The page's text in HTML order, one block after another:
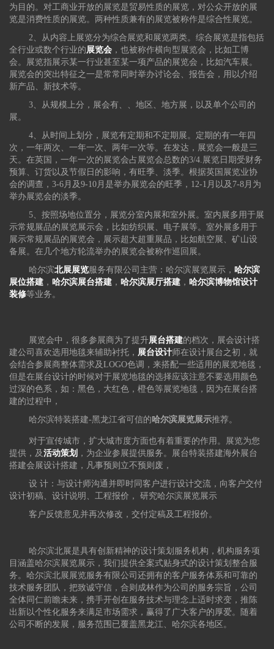
为目的。对工商业开放的展览是贸易性质的展览，对公众开放的展
览是消费性质的展览。两种性质兼有的展览被称作是综合性展览。
2、从内容上展览分为综合展览和展览两类。综合展览是指包括
全行业或数个行业的 展览会 ，也被称作横向型展览会，比如工博
会。展览指展示某一行业甚至某一项产品的展览会，比如汽车展。
展览会的突出特征之一是常常同时举办讨论会、报告会，用以介绍
新产品、新技术等。
3、从规模上分，展会有、、地区、地方展，以及单个公司的
展。
4、从时间上划分，展览有定期和不定期展。定期的有一年四
次，一年两次、一年一次、两年一次等。在发达，展览会一般是三
天。在英国，一年一次的展览会占展览会总数的3/4.展览日期受财务
预算、订货以及节假日的影响，有旺季、淡季。根据英国展览业协
会的调查，3-6月及9-10月是举办展览会的旺季，12-1月以及7-8月为
举办展览会的淡季。
5、按照场地位置分，展览分室内展和室外展。室内展多用于展
示常规展品的展览展示会，比如纺织展、电子展等。室外展多用于
展示常规展品的展览会，展示超大超重展品，比如航空展、矿山设
备展。在几个地方轮流举办的展览会被称作巡回展。
哈尔滨北展展览 服务有限公司主营：哈尔滨展览展示， 哈尔滨
展位搭建 ， 哈尔滨展台搭建 ， 哈尔滨展厅搭建 ， 哈尔滨博物馆设计
装修等业务。
展览会中，很多参展商为了提升展台搭建的档次，展会设计搭
建公司喜欢选用地毯来辅助衬托， 展台设计师在设计展台之初，就
会结合参展商整体需求及LOGO色调，来搭配一些适用的展览地毯，
但是在展台设计的时候对于展览地毯的选择应该注意不要选用颜色
过深的色系，如：黑色，大红色，橙色等展览地毯，因为在展台搭
建的过程中，
哈尔滨特装搭建-黑龙江省可信的 哈尔滨展览展示推荐。
对于宣传城市，扩大城市度方面也有着重要的作用。展览为您
提供，及活动策划 ，为企业参展提供服务。展台特装搭建海外展台
搭建会展设计搭建，凡事预则立不预则废，
设 计：与设计师沟通并即时同客户进行设计交流，向客户交付
设计初稿、设计说明、工程报价， 研究哈尔滨展览展示
客户反馈意见并再次修改，交付定稿及工程报价。
哈尔滨北展是具有创新精神的设计策划服务机构，机构服务项
目涵盖哈尔滨展览展示，我们提供全案式贴身式的设计策划整合服
务。哈尔滨北展展览服务有限公司还拥有的客户服务体系和可靠的
技术服务团队，把致诚守信，合则成林作为公司的服务宗旨，公司
全体同仁前瞻未来，携手开创在服务技术与理念上适时求变，推陈
出新以个性化服务来满足市场需求，赢得了广大客户的厚爱。随着
公司不断的发展，服务范围已覆盖黑龙江、哈尔滨各地区。